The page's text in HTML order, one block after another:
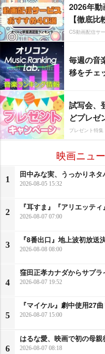
2026年
【徹底比
CS動画配信サ
毎週の音
移をチェ
試写会、
どプレゼ
プレゼント特集
映画ニュ
1
田中みな実、うっかりネタ
2026-08-05 15:32
2
『耳すま』『アリエッテ
2026-08-07 07:00
3
『8番出口』地上波初放送
2026-08-08 08:00
4
窪田正孝カナダからサプラ
2026-08-07 19:52
5
『マイケル』劇中使用27
2026-08-07 15:00
6
はるな愛、映画で初の母親
2026-08-07 08:18